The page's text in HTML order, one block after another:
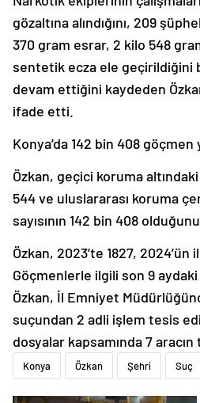
gözaltına alındığını, 209
370 gram esrar, 2 kilo 548
sentetik ecza ele geçirildiğini
devam ettiğini kaydeden
ifade etti.
Konya’da 142 bin 408 göçmen
Özkan, geçici koruma
544 ve uluslararası koruma
sayısının 142 bin 408
Özkan, 2023’te 1827, 2024’ün
Göçmenlerle ilgili son 9
Özkan, İl Emniyet
suçundan 2 adli işlem tesis
dosyalar kapsamında 7
Konya Özkan Şehri Suç